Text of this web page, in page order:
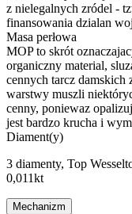
z nielegalnych zródel -
finansowania dzialan
Masa perłowa
MOP to skrót
organiczny material,
cennych tarcz damskich
warstwy muszli
cenny, poniewaz
jest bardzo krucha i
Diament(y)
3 diamenty, Top
0,011kt
Mechanizm